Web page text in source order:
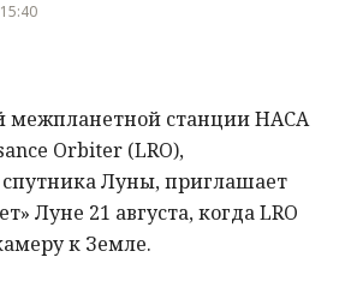
межпланетной станции НАСА
Orbiter (LRO),
спутника Луны, приглашает
Луне 21 августа, когда LRO
к Земле.